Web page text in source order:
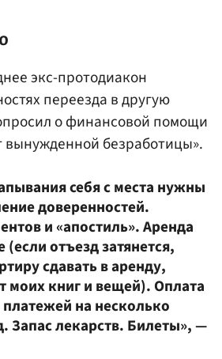
экс-протодиакон
переезда в другую
о финансовой помощи
вынужденной безработицы».
себя с места нужны
доверенностей.
и «апостиль». Аренда
(если отъезд затянется,
сдавать в аренду,
моих книг и вещей). Оплата
на несколько
Запас лекарств. Билеты», —